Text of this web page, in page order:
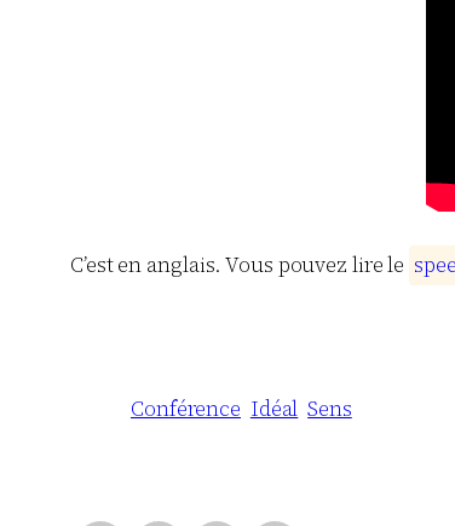
C’est en anglais. Vous pouvez lire le spee
Conférence Idéal Sens